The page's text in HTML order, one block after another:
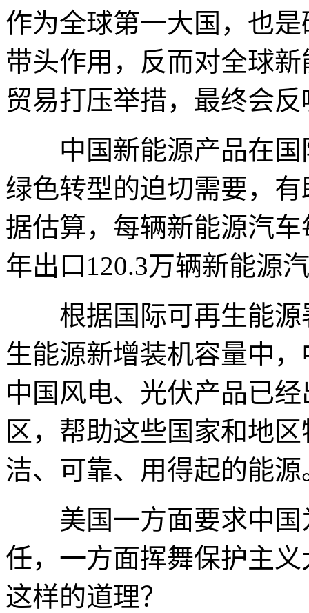
作为全球第一大国，也
带头作用，反而对全球
贸易打压举措，最终会
中国新能源产品在国
绿色转型的迫切需要，
据估算，每辆新能源汽
年出口120.3万辆新能源
根据国际可再生能源
生能源新增装机容量中
中国风电、光伏产品已
区，帮助这些国家和地
洁、可靠、用得起的能源
美国一方面要求中国
任，一方面挥舞保护主
这样的道理？